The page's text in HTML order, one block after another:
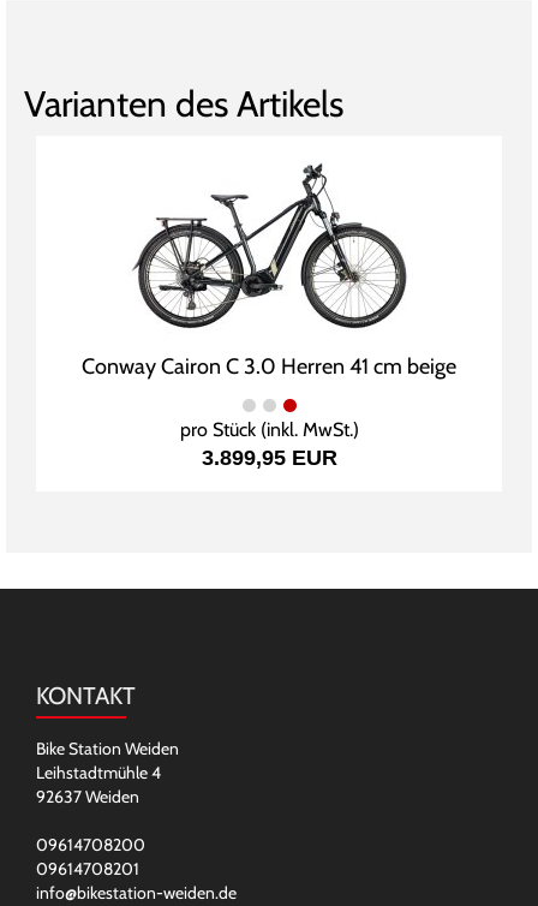
Varianten des Artikels
Conway Cairon C 3.0 Herren 41 cm beige
pro Stück (inkl. MwSt.)
3.899,95 EUR
KONTAKT
Bike Station Weiden
Leihstadtmühle 4
92637 Weiden
09614708200
09614708201
info@bikestation-weiden.de